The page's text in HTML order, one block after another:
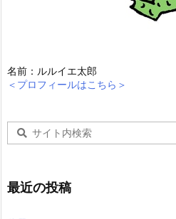
名前：ルルイエ太郎
＜プロフィールはこちら＞
最近の投稿